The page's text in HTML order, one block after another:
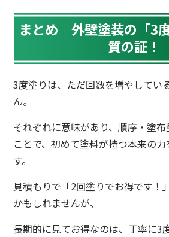
まとめ｜外壁塗装の「3
質の証！
3度塗りは、ただ回数を増やしてい
ん。
それぞれに意味があり、順序・塗
ことで、初めて塗料が持つ本来の
す。
見積もりで「2回塗りでお得です！
かもしれませんが、
長期的に見てお得なのは、丁寧に3